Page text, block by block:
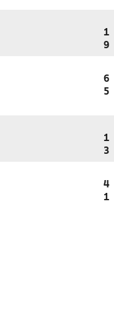
1
9
6
5
1
3
4
1